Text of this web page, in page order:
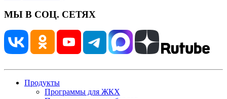
МЫ В СОЦ. СЕТЯХ
Продукты
Программы для ЖКХ